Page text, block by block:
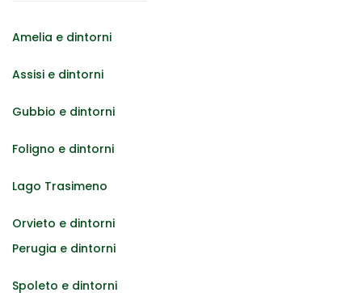
Amelia e dintorni
Assisi e dintorni
Gubbio e dintorni
Foligno e dintorni
Lago Trasimeno
Orvieto e dintorni
Perugia e dintorni
Spoleto e dintorni